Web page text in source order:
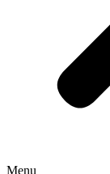
Menu